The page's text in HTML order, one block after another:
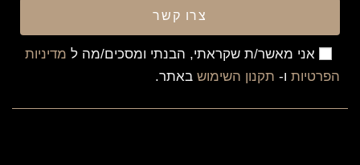
אני מאשר/ת שקראתי, הבנתי ומסכים/מה ל מדיניות
הפרטיות ו- תקנון השימוש באתר.
צרו קשר